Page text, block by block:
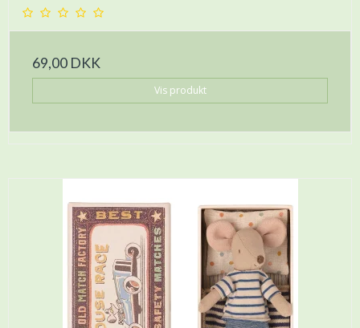
69,00 DKK
Vis produkt